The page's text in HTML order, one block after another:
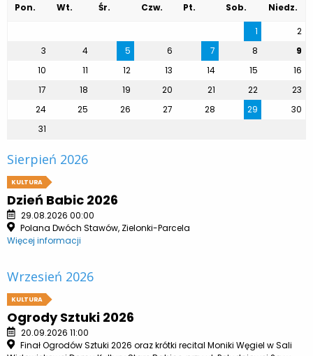
Pon. Wt. Śr. Czw. Pt. Sob.
Niedz.
1
2
3
4 5 6 7 8
9
10
11 12 13 14 15
16
17
18 19 20 21 22
23
24
25 26 27 28 29
30
31
Sierpień 2026
KULTURA
Dzień Babic 2026
29.08.2026 00:00
Polana Dwóch Stawów, Zielonki-Parcela
Więcej informacji
Wrzesień 2026
KULTURA
Ogrody Sztuki 2026
20.09.2026 11:00
Finał Ogrodów Sztuki 2026 oraz krótki recital Moniki Węgiel w Sali